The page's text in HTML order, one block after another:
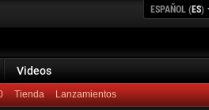
ESPAÑOL (ES)
Videos
Lanzamientos